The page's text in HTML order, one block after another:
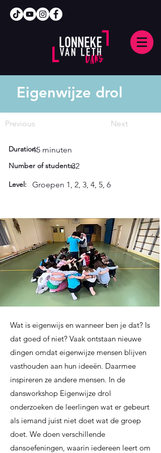
Eigenwijze drol
Previous Next
Duration:45 minuten
Number of students:32
Level: Groepen 1, 2, 3, 4, 5, 6
Wat is eigenwijs en wanneer ben je dat? Is
dat goed of niet? Vaak ontstaan nieuwe
dingen omdat eigenwijze mensen blijven
vasthouden aan hun ideeën. Daarmee
inspireren ze andere mensen. In de
dansworkshop Eigenwijze drol
onderzoeken de leerlingen wat er gebeurt
als iemand juist niet doet wat de groep
doet. We doen verschillende
dansoefeningen, waarin iedereen leert om